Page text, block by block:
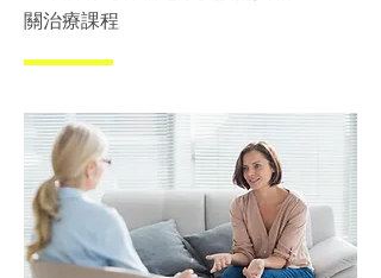
關治療課程